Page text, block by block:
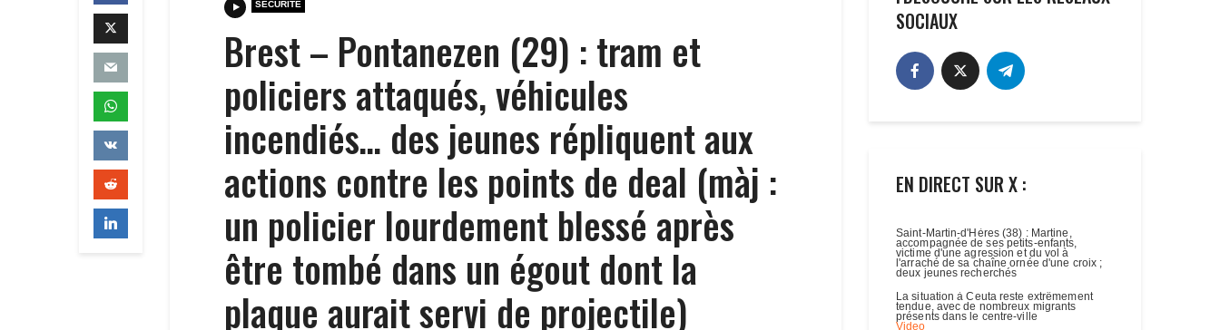
SÉCURITÉ
Brest – Pontanezen (29) : tram et
policiers attaqués, véhicules
incendiés… des jeunes répliquent aux
actions contre les points de deal (màj :
un policier lourdement blessé après
être tombé dans un égout dont la
plaque aurait servi de projectile)
SOCIAUX
EN DIRECT SUR X :